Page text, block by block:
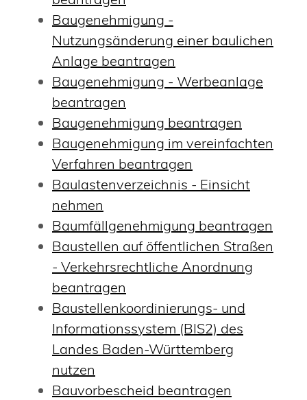
Baugenehmigung -
Nutzungsänderung einer baulichen
Anlage beantragen
Baugenehmigung - Werbeanlage
beantragen
Baugenehmigung beantragen
Baugenehmigung im vereinfachten
Verfahren beantragen
Baulastenverzeichnis - Einsicht
nehmen
Baumfällgenehmigung beantragen
Baustellen auf öffentlichen Straßen
- Verkehrsrechtliche Anordnung
beantragen
Baustellenkoordinierungs- und
Informationssystem (BIS2) des
Landes Baden-Württemberg
nutzen
Bauvorbescheid beantragen